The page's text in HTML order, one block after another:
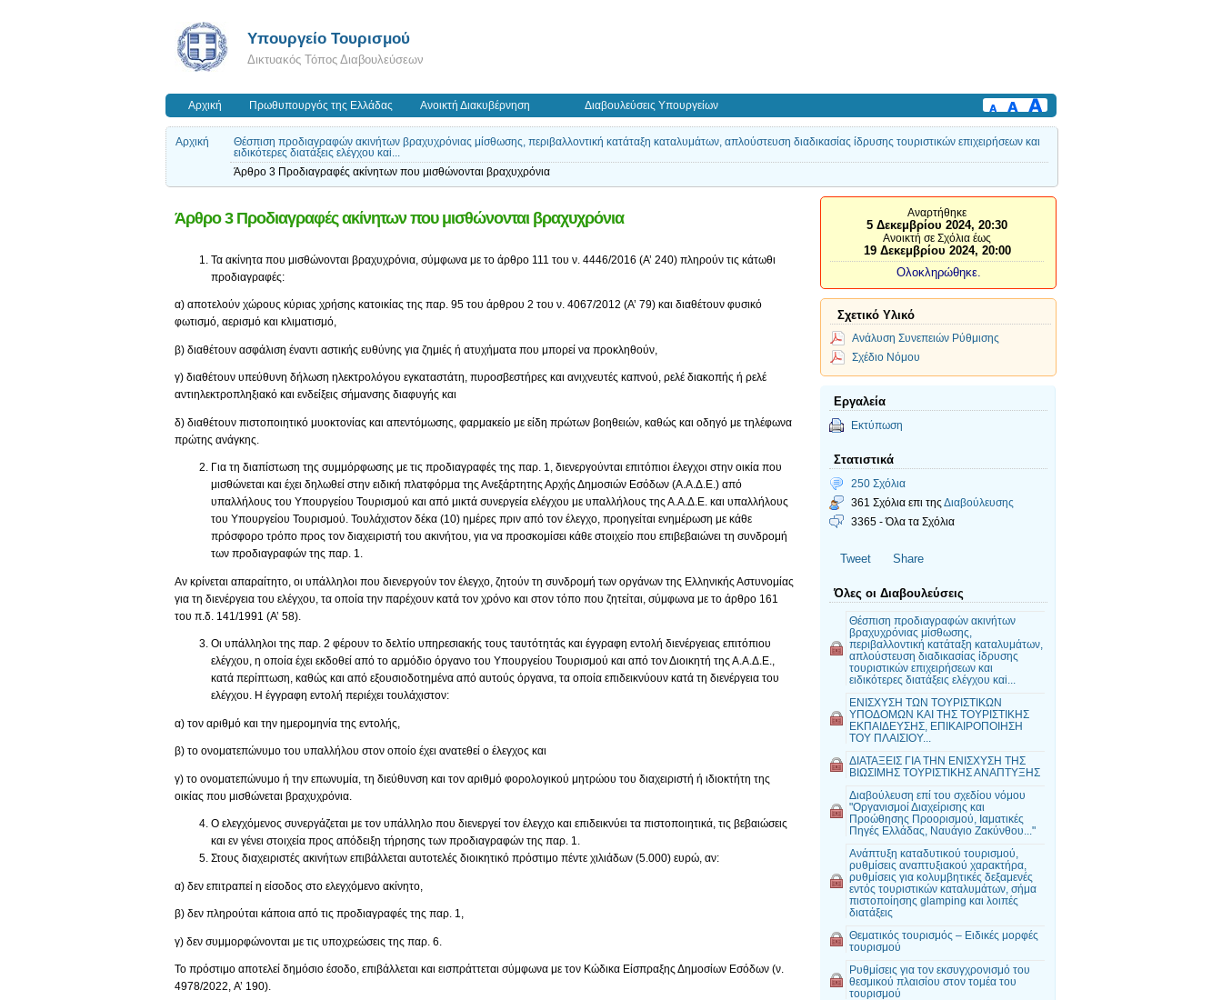
Υπουργείο Τουρισμού
Δικτυακός Τόπος Διαβουλεύσεων
Αρχική Πρωθυπουργός της Ελλάδας Ανοικτή Διακυβέρνηση Διαβουλεύσεις Υπουργείων
Αρχική
Θέσπιση προδιαγραφών ακινήτων βραχυχρόνιας μίσθωσης, περιβαλλοντική κατάταξη καταλυμάτων, απλούστευση διαδικασίας ίδρυσης τουριστικών επιχειρήσεων και
ειδικότερες διατάξεις ελέγχου καi...
Άρθρο 3 Προδιαγραφές ακίνητων που μισθώνονται βραχυχρόνια
Άρθρο 3 Προδιαγραφές ακίνητων που μισθώνονται βραχυχρόνια
Τα ακίνητα που μισθώνονται βραχυχρόνια, σύμφωνα με το άρθρο 111 του ν. 4446/2016 (Α’ 240) πληρούν τις κάτωθι
προδιαγραφές:
α) αποτελούν χώρους κύριας χρήσης κατοικίας της παρ. 95 του άρθρου 2 του ν. 4067/2012 (Α’ 79) και διαθέτουν φυσικό
φωτισμό, αερισμό και κλιματισμό,
β) διαθέτουν ασφάλιση έναντι αστικής ευθύνης για ζημιές ή ατυχήματα που μπορεί να προκληθούν,
γ) διαθέτουν υπεύθυνη δήλωση ηλεκτρολόγου εγκαταστάτη, πυροσβεστήρες και ανιχνευτές καπνού, ρελέ διακοπής ή ρελέ
αντιηλεκτροπληξιακό και ενδείξεις σήμανσης διαφυγής και
δ) διαθέτουν πιστοποιητικό μυοκτονίας και απεντόμωσης, φαρμακείο με είδη πρώτων βοηθειών, καθώς και οδηγό με τηλέφωνα
πρώτης ανάγκης.
Για τη διαπίστωση της συμμόρφωσης με τις προδιαγραφές της παρ. 1, διενεργούνται επιτόπιοι έλεγχοι στην οικία που
μισθώνεται και έχει δηλωθεί στην ειδική πλατφόρμα της Ανεξάρτητης Αρχής Δημοσιών Εσόδων (Α.Α.Δ.Ε.) από
υπαλλήλους του Υπουργείου Τουρισμού και από μικτά συνεργεία ελέγχου με υπαλλήλους της Α.Α.Δ.Ε. και υπαλλήλους
του Υπουργείου Τουρισμού. Τουλάχιστον δέκα (10) ημέρες πριν από τον έλεγχο, προηγείται ενημέρωση με κάθε
πρόσφορο τρόπο προς τον διαχειριστή του ακινήτου, για να προσκομίσει κάθε στοιχείο που επιβεβαιώνει τη συνδρομή
των προδιαγραφών της παρ. 1.
Αν κρίνεται απαραίτητο, οι υπάλληλοι που διενεργούν τον έλεγχο, ζητούν τη συνδρομή των οργάνων της Ελληνικής Αστυνομίας
για τη διενέργεια του ελέγχου, τα οποία την παρέχουν κατά τον χρόνο και στον τόπο που ζητείται, σύμφωνα με το άρθρο 161
του π.δ. 141/1991 (Α’ 58).
Οι υπάλληλοι της παρ. 2 φέρουν το δελτίο υπηρεσιακής τους ταυτότητάς και έγγραφη εντολή διενέργειας επιτόπιου
ελέγχου, η οποία έχει εκδοθεί από το αρμόδιο όργανο του Υπουργείου Τουρισμού και από τον Διοικητή της Α.Α.Δ.Ε.,
κατά περίπτωση, καθώς και από εξουσιοδοτημένα από αυτούς όργανα, τα οποία επιδεικνύουν κατά τη διενέργεια του
ελέγχου. Η έγγραφη εντολή περιέχει τουλάχιστον:
α) τον αριθμό και την ημερομηνία της εντολής,
β) το ονοματεπώνυμο του υπαλλήλου στον οποίο έχει ανατεθεί ο έλεγχος και
γ) το ονοματεπώνυμο ή την επωνυμία, τη διεύθυνση και τον αριθμό φορολογικού μητρώου του διαχειριστή ή ιδιοκτήτη της
οικίας που μισθώνεται βραχυχρόνια.
Ο ελεγχόμενος συνεργάζεται με τον υπάλληλο που διενεργεί τον έλεγχο και επιδεικνύει τα πιστοποιητικά, τις βεβαιώσεις
και εν γένει στοιχεία προς απόδειξη τήρησης των προδιαγραφών της παρ. 1.
Στους διαχειριστές ακινήτων επιβάλλεται αυτοτελές διοικητικό πρόστιμο πέντε χιλιάδων (5.000) ευρώ, αν:
α) δεν επιτραπεί η είσοδος στο ελεγχόμενο ακίνητο,
β) δεν πληρούται κάποια από τις προδιαγραφές της παρ. 1,
γ) δεν συμμορφώνονται με τις υποχρεώσεις της παρ. 6.
Το πρόστιμο αποτελεί δημόσιο έσοδο, επιβάλλεται και εισπράττεται σύμφωνα με τον Κώδικα Είσπραξης Δημοσίων Εσόδων (ν.
4978/2022, A’ 190).
Αναρτήθηκε
5 Δεκεμβρίου 2024, 20:30
Ανοικτή σε Σχόλια έως
19 Δεκεμβρίου 2024, 20:00
Ολοκληρώθηκε.
Σχετικό Υλικό
Ανάλυση Συνεπειών Ρύθμισης
Σχέδιο Νόμου
Εργαλεία
Εκτύπωση
Στατιστικά
250 Σχόλια
361 Σχόλια επι της Διαβούλευσης
3365 - Όλα τα Σχόλια
Tweet Share
Όλες οι Διαβουλεύσεις
Θέσπιση προδιαγραφών ακινήτων
βραχυχρόνιας μίσθωσης,
περιβαλλοντική κατάταξη καταλυμάτων,
απλούστευση διαδικασίας ίδρυσης
τουριστικών επιχειρήσεων και
ειδικότερες διατάξεις ελέγχου καi...
ΕΝΙΣΧΥΣΗ ΤΩΝ ΤΟΥΡΙΣΤΙΚΩΝ
ΥΠΟΔΟΜΩΝ ΚΑΙ ΤΗΣ ΤΟΥΡΙΣΤΙΚΗΣ
ΕΚΠΑΙΔΕΥΣΗΣ, ΕΠΙΚΑΙΡΟΠΟΙΗΣΗ
ΤΟΥ ΠΛΑΙΣΙΟΥ...
ΔΙΑΤΑΞΕΙΣ ΓΙΑ ΤΗΝ ΕΝΙΣΧΥΣΗ ΤΗΣ
ΒΙΩΣΙΜΗΣ ΤΟΥΡΙΣΤΙΚΗΣ ΑΝΑΠΤΥΞΗΣ
Διαβούλευση επί του σχεδίου νόμου
"Οργανισμοί Διαχείρισης και
Προώθησης Προορισμού, Ιαματικές
Πηγές Ελλάδας, Ναυάγιο Ζακύνθου..."
Ανάπτυξη καταδυτικού τουρισμού,
ρυθμίσεις αναπτυξιακού χαρακτήρα,
ρυθμίσεις για κολυμβητικές δεξαμενές
εντός τουριστικών καταλυμάτων, σήμα
πιστοποίησης glamping και λοιπές
διατάξεις
Θεματικός τουρισμός – Ειδικές μορφές
τουρισμού
Ρυθμίσεις για τον εκσυγχρονισμό του
θεσμικού πλαισίου στον τομέα του
τουρισμού